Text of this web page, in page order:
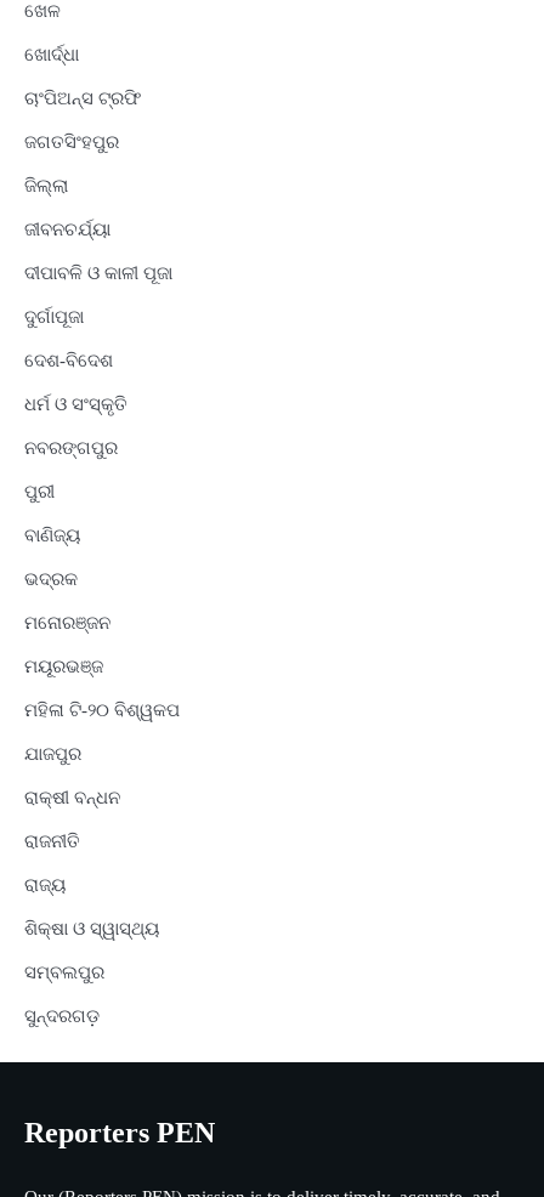
ଖେଳ
ଖୋର୍ଦ୍ଧା
ଚାଂପିଅନ୍ସ ଟ୍ରଫି
ଜଗତସିଂହପୁର
ଜିଲ୍ଲା
ଜୀବନଚର୍ଯ୍ୟା
ଦୀପାବଳି ଓ କାଳୀ ପୂଜା
ଦୁର୍ଗାପୂଜା
ଦେଶ-ବିଦେଶ
ଧର୍ମ ଓ ସଂସ୍କୃତି
ନବରଙ୍ଗପୁର
ପୁରୀ
ବାଣିଜ୍ୟ
ଭଦ୍ରକ
ମନୋରଞ୍ଜନ
ମୟୂରଭଞ୍ଜ
ମହିଳା ଟି-୨୦ ବିଶ୍ୱକପ
ଯାଜପୁର
ରାକ୍ଷୀ ବନ୍ଧନ
ରାଜନୀତି
ରାଜ୍ୟ
ଶିକ୍ଷା ଓ ସ୍ୱାସ୍ଥ୍ୟ
ସମ୍ବଲପୁର
ସୁନ୍ଦରଗଡ଼
Reporters PEN